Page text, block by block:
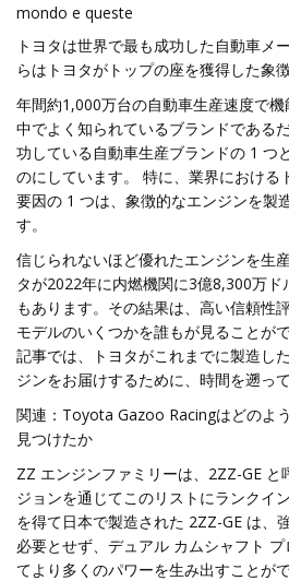
mondo e queste
トヨタは世界で最も成功した自動車メ
らはトヨタがトップの座を獲得した象
年間約1,000万台の自動車生産速度で機
中でよく知られているブランドである
功している自動車生産ブランドの 1 つ
のにしています。 特に、業界における
要因の 1 つは、象徴的なエンジンを製
す。
信じられないほど優れたエンジンを生
タが2022年に内燃機関に3億8,300万
もあります。その結果は、高い信頼性
モデルのいくつかを誰もが見ることが
記事では、トヨタがこれまでに製造し
ジンをお届けするために、時間を遡っ
関連：Toyota Gazoo Racingはどのよ
見つけたか
ZZ エンジンファミリーは、2ZZ-GE と
ジョンを通じてこのリストにランクイ
を得て日本で製造された 2ZZ-GE は、
必要とせず、デュアル カムシャフト
てより多くのパワーを生み出すことが